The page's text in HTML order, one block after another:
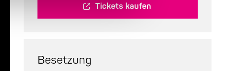
Tickets kaufen
Besetzung